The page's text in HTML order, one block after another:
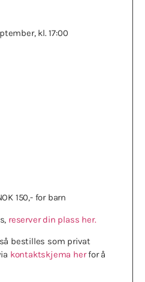
kl. 17:00
150,- for barn
reserver din plass her.
bestilles som privat
kontaktskjema herfor å